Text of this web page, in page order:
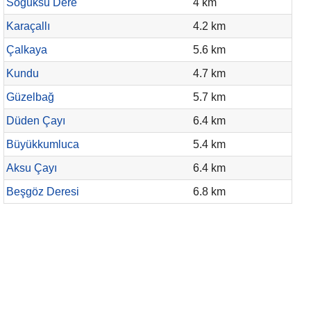
Soğuksu Dere
4 km
Karaçallı
4.2 km
Çalkaya
5.6 km
Kundu
4.7 km
Güzelbağ
5.7 km
Düden Çayı
6.4 km
Büyükkumluca
5.4 km
Aksu Çayı
6.4 km
Beşgöz Deresi
6.8 km